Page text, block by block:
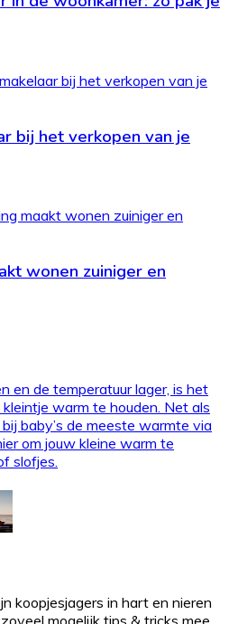
bij het verkopen van je
wonen zuiniger en
en de temperatuur lager, is het
warm te houden. Net als
baby’s de meeste warmte via
om jouw kleine warm te
slofjes.
koopjesjagers in hart en nieren